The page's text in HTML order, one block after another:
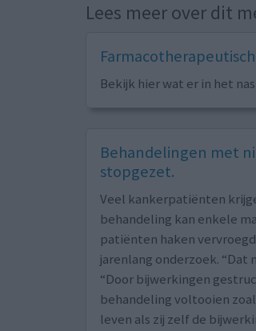
Lees meer over dit
Bekijk hier wat er in het
Behandelingen met
stopgezet.
Veel kankerpatiënten
behandeling kan enkele
patiënten haken
jarenlang onderzoek.
“Door bijwerkingen
behandeling voltooien
leven als zij zelf de